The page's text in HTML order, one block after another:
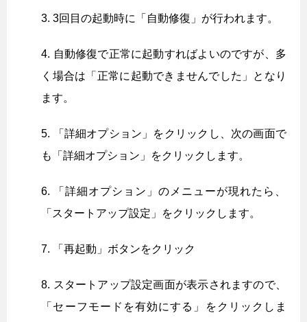
3回目の起動時に「自動修復」が行われます。
自動修復で正常に起動すればよいのですが、多
く場合は「正常に起動できませんでした」となり
ます。
「詳細オプション」をクリックし、次の画面で
も「詳細オプション」をクリックします。
「詳細オプション」のメニューが現れたら、
「スタートアップ設定」をクリックします。
「再起動」ボタンをクリック
スタートアップ設定画面が表示されますので、
「セーフモードを有効にする」をクリックしま